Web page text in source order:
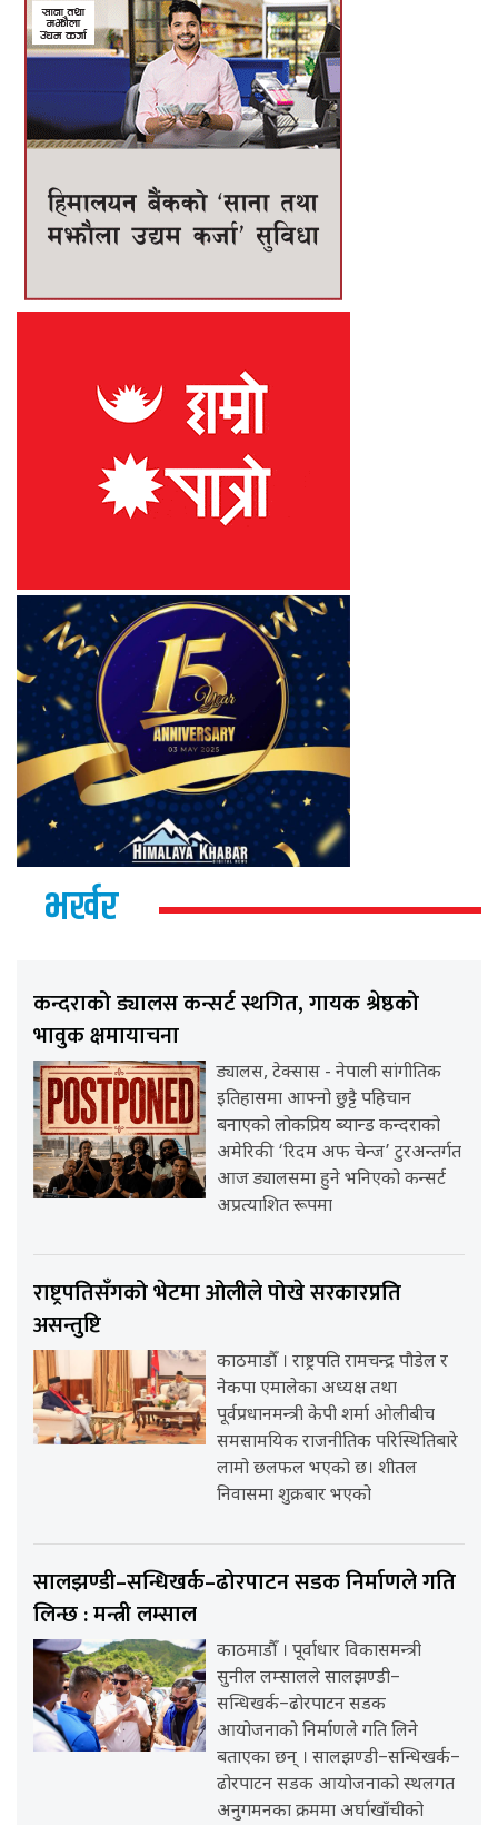
भर्खर
कन्दराको ड्यालस कन्सर्ट स्थगित, गायक श्रेष्ठको
भावुक क्षमायाचना
ड्यालस, टेक्सास - नेपाली सांगीतिक
इतिहासमा आफ्नो छुट्टै पहिचान
बनाएको लोकप्रिय ब्यान्ड कन्दराको
अमेरिकी ‘रिदम अफ चेन्ज’ टुरअन्तर्गत
आज ड्यालसमा हुने भनिएको कन्सर्ट
अप्रत्याशित रूपमा
राष्ट्रपतिसँगको भेटमा ओलीले पोखे सरकारप्रति
असन्तुष्टि
काठमाडौँ । राष्ट्रपति रामचन्द्र पौडेल र
नेकपा एमालेका अध्यक्ष तथा
पूर्वप्रधानमन्त्री केपी शर्मा ओलीबीच
समसामयिक राजनीतिक परिस्थितिबारे
लामो छलफल भएको छ। शीतल
निवासमा शुक्रबार भएको
सालझण्डी–सन्धिखर्क–ढोरपाटन सडक निर्माणले गति
लिन्छ : मन्त्री लम्साल
काठमाडौँ । पूर्वाधार विकासमन्त्री
सुनील लम्सालले सालझण्डी–
सन्धिखर्क–ढोरपाटन सडक
आयोजनाको निर्माणले गति लिने
बताएका छन् । सालझण्डी–सन्धिखर्क–
ढोरपाटन सडक आयोजनाको स्थलगत
अनुगमनका क्रममा अर्घाखाँचीको